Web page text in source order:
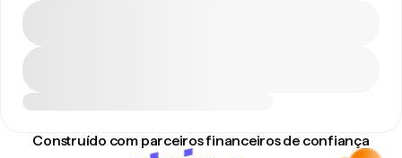
Construído com parceiros financeiros de confiança